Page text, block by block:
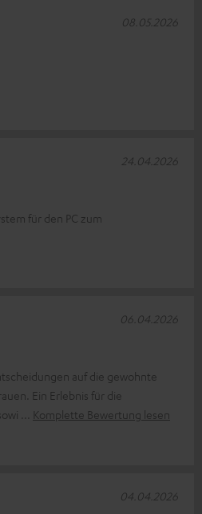
08.05.2026
für den PC zum
24.04.2026
auf die gewohnte
Ein Erlebnis für die
Komplette Bewertung lesen
06.04.2026
04.04.2026